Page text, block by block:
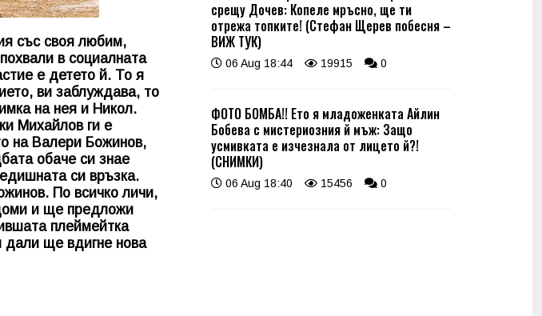
със своя любим,
в социалната
е детето й. То я
ви заблуждава, то
на нея и Никол.
Михайлов ги е
на Валери Божинов,
обаче си знае
си връзка.
По всичко личи,
и ще предложи
плеймейтка
дали ще вдигне нова
срещу Дочев: Копеле мръсно, ще ти
отрежа топките! (Стефан Щерев побесня –
ВИЖ ТУК)
06 Aug 18:44 19915 0
ФОТО БОМБА!! Ето я младоженката Айлин
Бобева с мистериозния й мъж: Защо
усмивката е изчезнала от лицето й?!
(СНИМКИ)
06 Aug 18:40 15456 0